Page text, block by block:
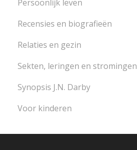
Persoonlijk leven
Recensies en biografieën
Relaties en gezin
Sekten, leringen en stromingen
Synopsis J.N. Darby
Voor kinderen